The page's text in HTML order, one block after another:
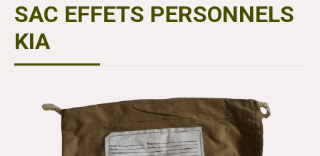
SAC EFFETS PERSONNELS
KIA